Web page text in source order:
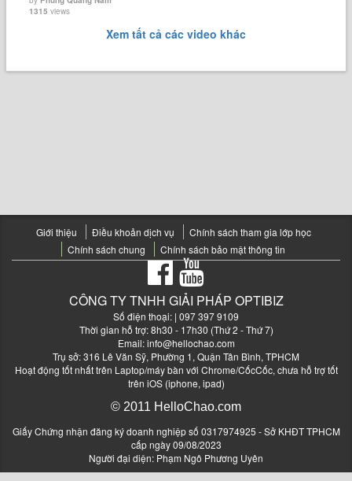
1315 views
Xem tất cả các video khác
Giới thiệu Điều khoản dịch vụ
Chính sách tham gia lớp học
Chính sách chung
Chính sách bảo mật thông tin
CÔNG TY TNHH GIẢI PHÁP OPTIBIZ
Số điện thoại: | 097 397 9109
Thời gian hỗ trợ: 8h30 - 17h30 (Thứ 2 - Thứ 7)
Email:info@hellochao.com
Trụ sở: 316 Lê Văn Sỹ, Phường 1, Quận Tân Bình, TPHCM
Hoạt động tốt nhất trên Laptop/máy bàn với Chrome/CốcCốc, chưa hỗ trợ tốt
trên iOS (iphone, ipad)
© 2011 HelloChao.com
Giấy Chứng nhận đăng ký doanh nghiệp số 0317974925 - Sở KHĐT TPHCM
cấp ngày 09/08/2023
Người đại diện: Phạm Ngô Phương Uyên